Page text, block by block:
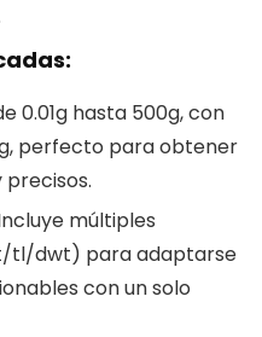
0.01g hasta 500g, con
perfecto para obtener
múltiples
tl/dwt) para adaptarse
con un solo